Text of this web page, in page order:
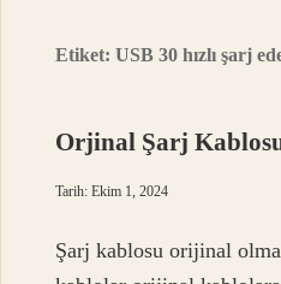
Etiket:USB 30 hızlı şarj
Orjinal Şarj
Tarih: Ekim 1, 2024
Şarj kablosu orijinal